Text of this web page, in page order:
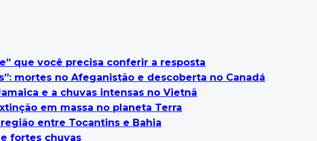
que você precisa conferir a resposta
mortes no Afeganistão e descoberta no Canadá
e a chuvas intensas no Vietnã
em massa no planeta Terra
entre Tocantins e Bahia
fortes chuvas